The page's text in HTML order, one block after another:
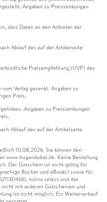
Angaben zu Preissenkungen
dass Daten an den Anbieter der
Ablauf des auf der Artikelseite
Preisempfehlung (UVP) des
Verlag gesenkt. Angaben zu
Preis.
Angaben zu Preissenkungen
Ablauf des auf der Artikelseite
10.08.2026. Sie können den
www.hugendubel.de. Keine Bestellung
Der Gutschein ist nicht gültig für
Bücher und eBooks) sowie für
tolino select und das
mit anderen Gutscheinen und
ist nicht möglich. Ein Weiterverkauf